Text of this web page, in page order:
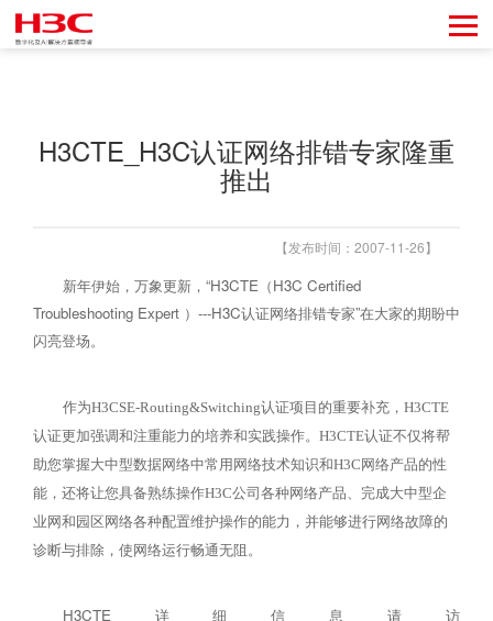
H3CTE_H3C认证网络排错专家隆重
推出
【发布时间：2007-11-26】
新年伊始，万象更新，“H3CTE（H3C Certified
Troubleshooting Expert ） ---H3C认证网络排错专家”在大家的期盼中
闪亮登场。
作为H3CSE-Routing&Switching认证项目的重要补充， H3CTE
认证更加强调和注重能力的培养和实践操作。 H3CTE认证不仅将帮
助您掌握大中型数据网络中常用网络技术知识和H3C 网络产品的性
能，还将让您具备熟练操作H3C公司各种网络产品、完成大中型企
业网和园区网络各种配置维护操作的能力，并能够进行网络故障的
诊断与排除，使网络运行畅通无阻。
H3CTE详细信息请访